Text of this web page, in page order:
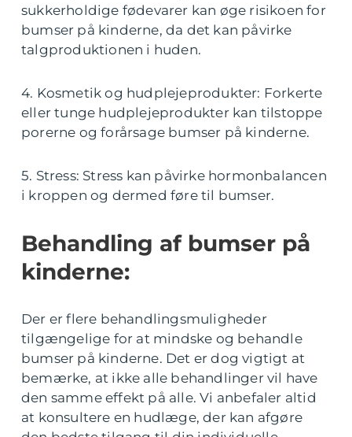
sukkerholdige fødevarer kan øge risikoen for
bumser på kinderne, da det kan påvirke
talgproduktionen i huden.
4. Kosmetik og hudplejeprodukter: Forkerte
eller tunge hudplejeprodukter kan tilstoppe
porerne og forårsage bumser på kinderne.
5. Stress: Stress kan påvirke hormonbalancen
i kroppen og dermed føre til bumser.
Behandling af bumser på
kinderne:
Der er flere behandlingsmuligheder
tilgængelige for at mindske og behandle
bumser på kinderne. Det er dog vigtigt at
bemærke, at ikke alle behandlinger vil have
den samme effekt på alle. Vi anbefaler altid
at konsultere en hudlæge, der kan afgøre